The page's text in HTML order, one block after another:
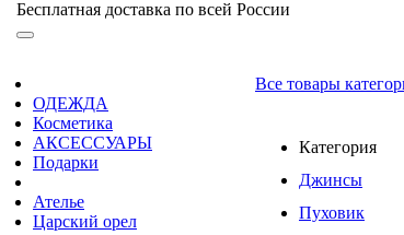
Бесплатная доставка по всей России
ОДЕЖДА
Косметика
АКСЕССУАРЫ
Подарки
Ателье
Царский орел
Все товары
Категория
Джинсы
Пуховик